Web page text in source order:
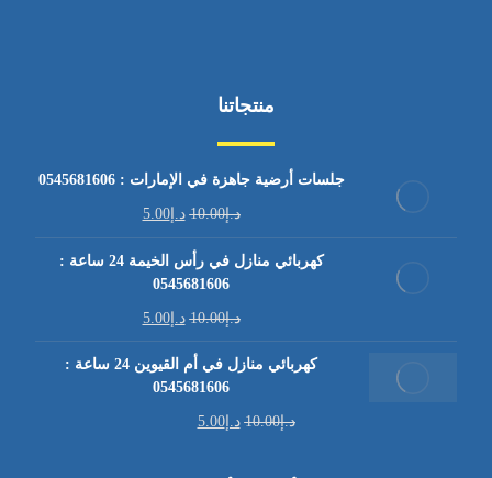
منتجاتنا
جلسات أرضية جاهزة في الإمارات : 0545681606
د.إ10.00 د.إ5.00
كهربائي منازل في رأس الخيمة 24 ساعة :
0545681606
د.إ10.00 د.إ5.00
كهربائي منازل في أم القيوين 24 ساعة :
0545681606
د.إ10.00 د.إ5.00